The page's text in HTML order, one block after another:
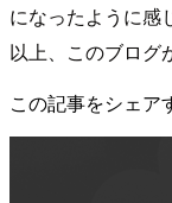
になったように感
以上、このブログ
この記事をシェア